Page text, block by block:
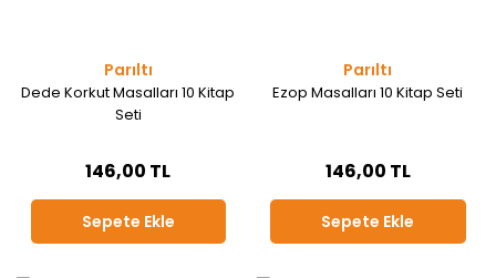
Parıltı
Dede Korkut Masalları 10 Kitap
Seti
146,00 TL
Sepete Ekle
Parıltı
Ezop Masalları 10 Kitap Seti
146,00 TL
Sepete Ekle